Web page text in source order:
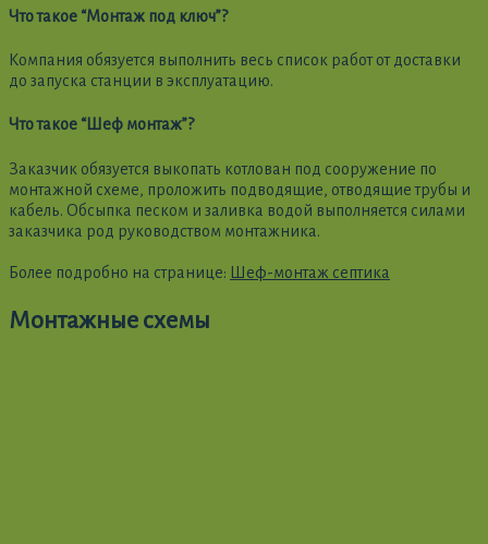
Что такое “Монтаж под ключ”?
Компания обязуется выполнить весь список работ от доставки
до запуска станции в эксплуатацию.
Что такое “Шеф монтаж”?
Заказчик обязуется выкопать котлован под сооружение по
монтажной схеме, проложить подводящие, отводящие трубы и
кабель. Обсыпка песком и заливка водой выполняется силами
заказчика род руководством монтажника.
Более подробно на странице: Шеф-монтаж септика
Монтажные схемы